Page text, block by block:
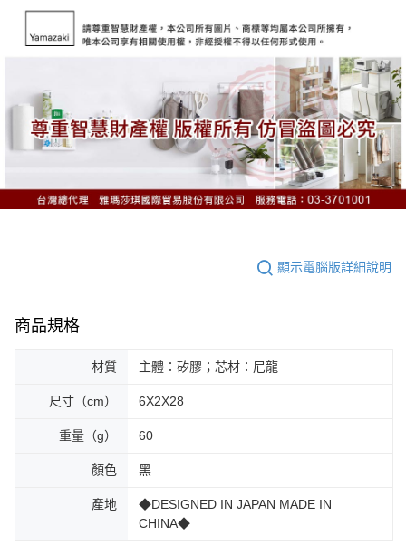
顯示電腦版詳細說明
商品規格
材質 主體：矽膠；芯材：尼龍
尺寸（cm） 6X2X28
重量（g） 60
顏色 黑
產地
◆DESIGNED IN JAPAN MADE IN
CHINA◆